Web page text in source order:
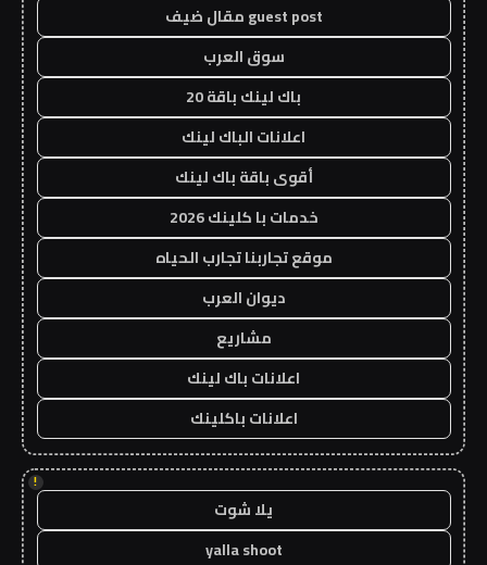
guest post مقال ضيف
سوق العرب
باك لينك باقة 20
اعلانات الباك لينك
أقوى باقة باك لينك
خدمات با كلينك 2026
موقع تجاربنا تجارب الحياه
ديوان العرب
مشاريع
اعلانات باك لينك
اعلانات باكلينك
!
يلا شوت
yalla shoot